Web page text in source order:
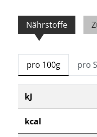
Nährstoffe
pro 100g pro
kJ
kcal